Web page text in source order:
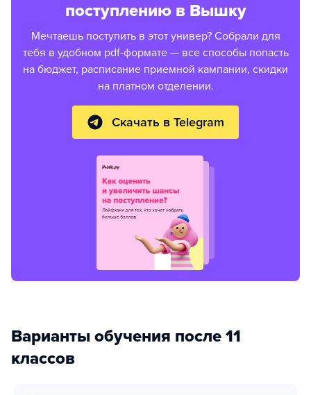
поступлению в Вышку
Мечтаешь поступить в этот универ? Собрали для
тебя в удобном pdf-формате — все способы попасть
на бюджет, расписание приемной кампании, скидки
на платном отделении.
Скачать в Telegram
Варианты обучения после 11
классов